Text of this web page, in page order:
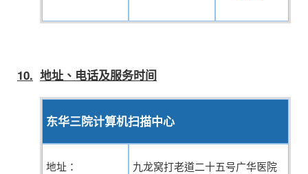
10. 地址、电话及服务时间
东华三院计算机扫描中心
地址：
九龙窝打老道二十五号广华医院